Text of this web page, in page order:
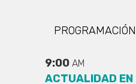
9:00 AM
ACTUALIDAD EN